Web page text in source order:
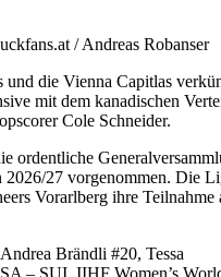
/ Andreas Robanser
und die Vienna Capitlas
mit dem kanadischen
Cole Schneider.
ordentliche
2026/27 vorgenommen.
Vorarlberg ihre
Brändli #20, Tessa
– SUI, IIHF Women’s